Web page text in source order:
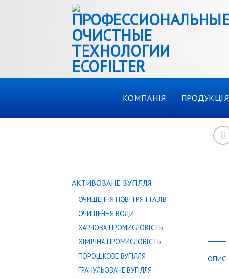
КОМПАНІЯ ПРОДУКЦІЯ
АКТИВОВАНЕ ВУГІЛЛЯ
ОЧИЩЕННЯ ПОВІТРЯ І ГАЗІВ
ОЧИЩЕННЯ ВОДИ
ХАРЧОВА ПРОМИСЛОВІСТЬ
ХІМІЧНА ПРОМИСЛОВІСТЬ
ПОРОШКОВЕ ВУГІЛЛЯ
ГРАНУЛЬОВАНЕ ВУГІЛЛЯ
ОПИС